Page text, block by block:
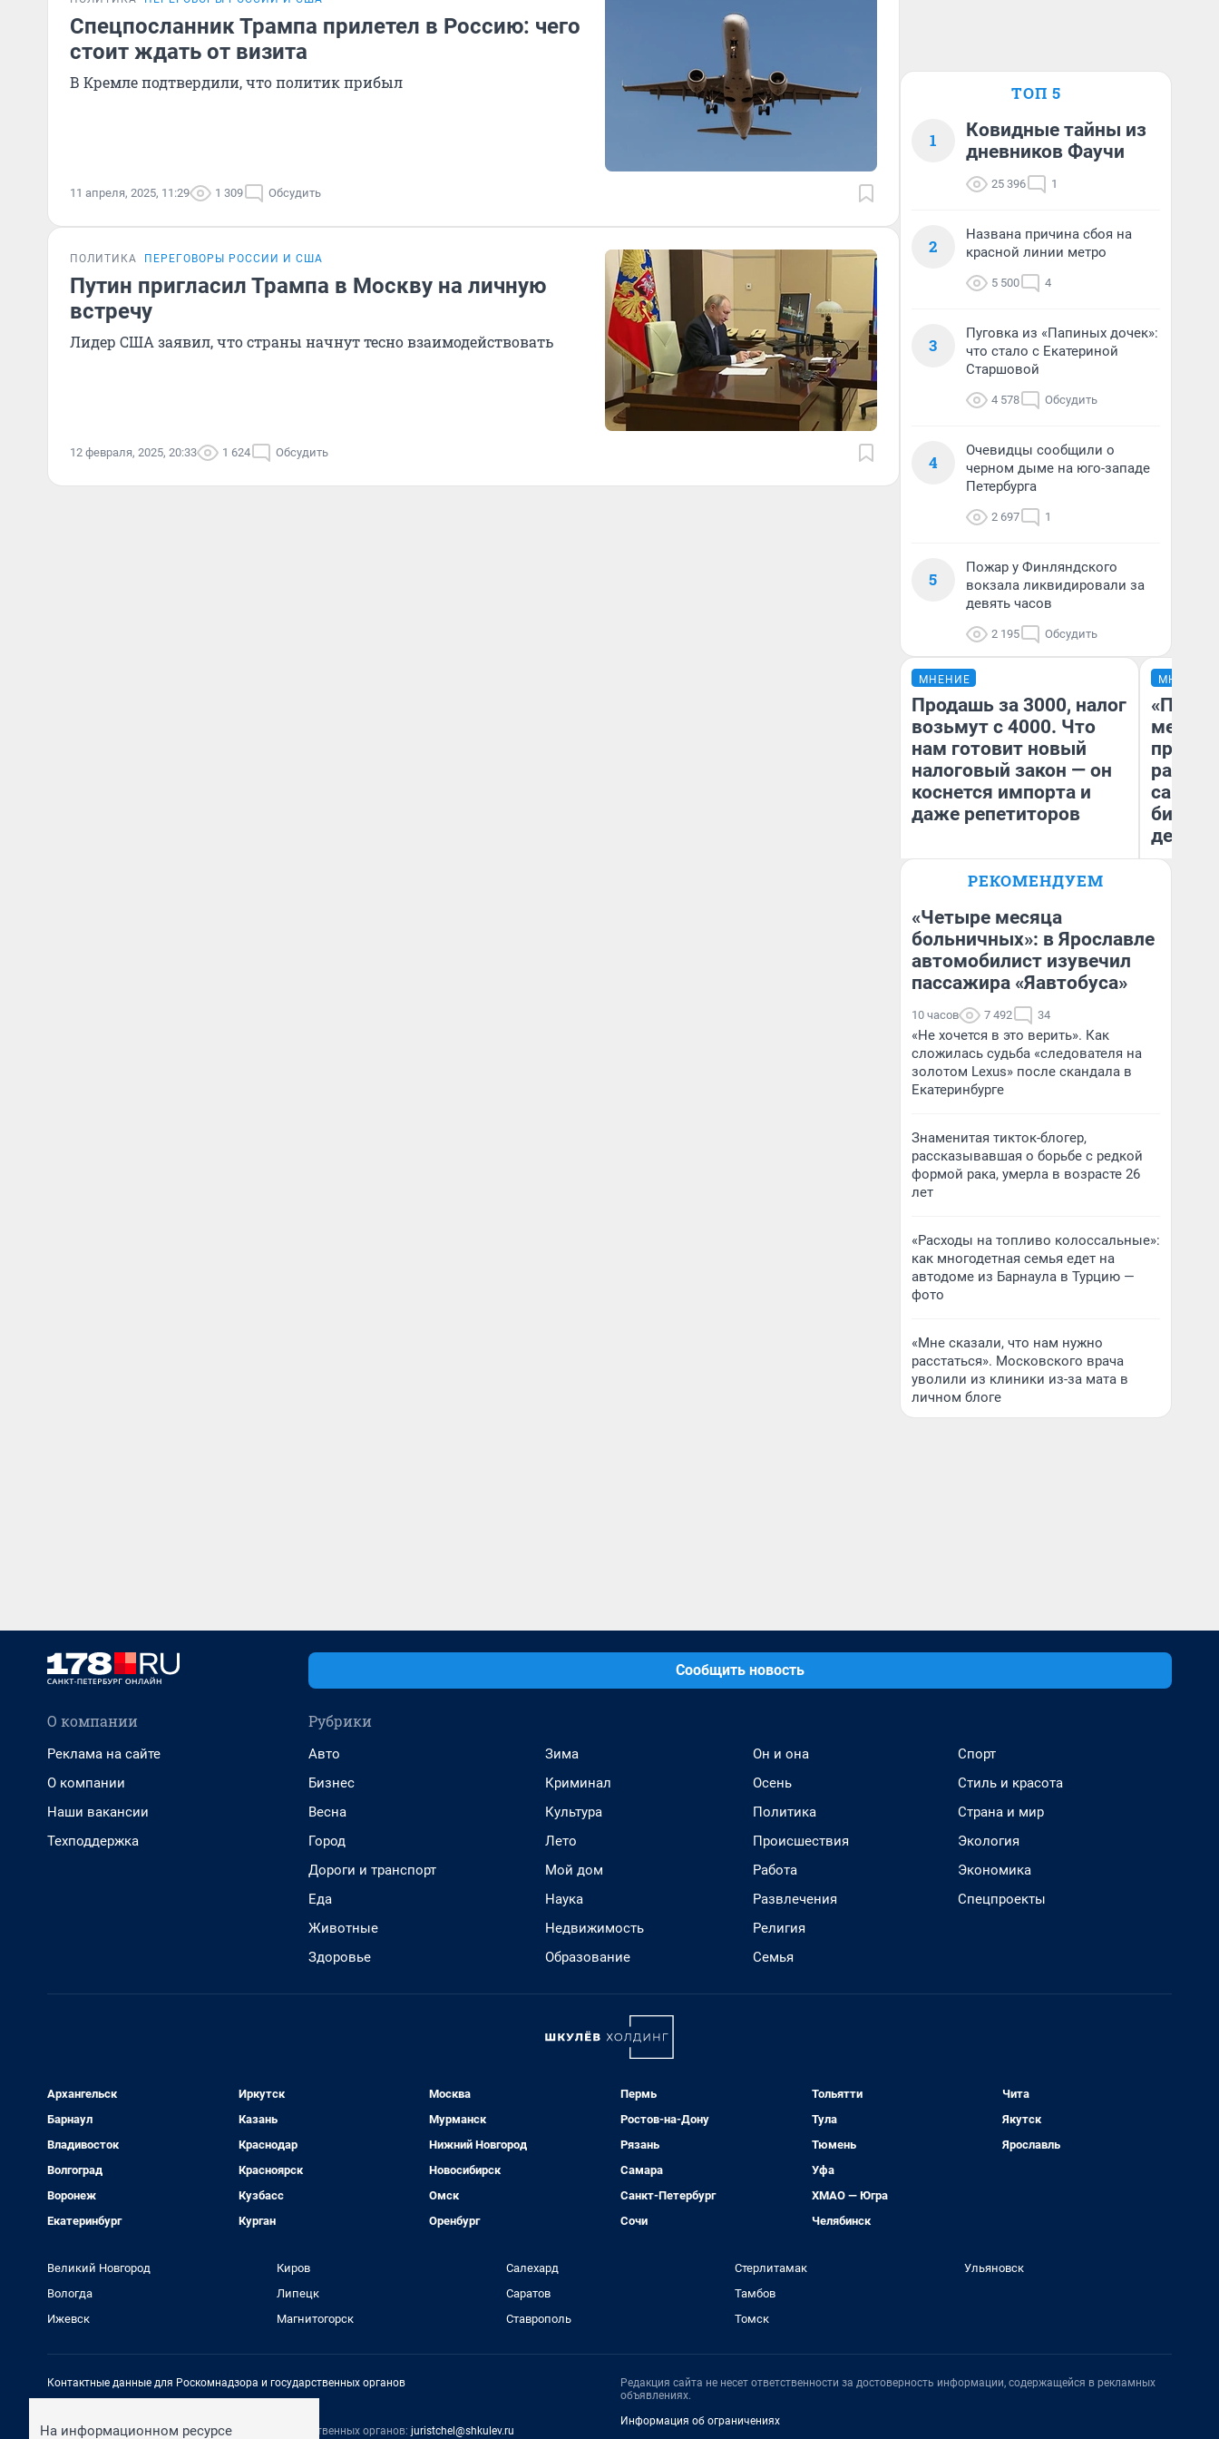
Спецпосланник Трампа прилетел в Россию: чего
стоит ждать от визита
В Кремле подтвердили, что политик прибыл
11 апреля, 2025, 11:29 1 309 Обсудить
ПОЛИТИКА ПЕРЕГОВОРЫ РОССИИ И США
Путин пригласил Трампа в Москву на личную
встречу
Лидер США заявил, что страны начнут тесно взаимодействовать
12 февраля, 2025, 20:33 1 624 Обсудить
ТОП 5
1
Ковидные тайны из
дневников Фаучи
25 396 1
2
Названа причина сбоя на
красной линии метро
5 500 4
3
Пуговка из «Папиных дочек»:
что стало с Екатериной
Старшовой
4 578 Обсудить
4
Очевидцы сообщили о
черном дыме на юго-западе
Петербурга
2 697 1
5
Пожар у Финляндского
вокзала ликвидировали за
девять часов
2 195 Обсудить
МНЕНИЕ
Продашь за 3000, налог
возьмут с 4000. Что
нам готовит новый
налоговый закон — он
коснется импорта и
даже репетиторов
Анастасия Завгородняя
МНЕНИЕ
самом
РЕКОМЕНДУЕМ
«Четыре месяца
больничных»: в Ярославле
автомобилист изувечил
пассажира «Яавтобуса»
10 часов 7 492 34
«Не хочется в это верить». Как
сложилась судьба «следователя на
золотом Lexus» после скандала в
Екатеринбурге
Знаменитая тикток-блогер,
рассказывавшая о борьбе с редкой
формой рака, умерла в возрасте 26
лет
«Расходы на топливо колоссальные»:
как многодетная семья едет на
автодоме из Барнаула в Турцию —
фото
«Мне сказали, что нам нужно
расстаться». Московского врача
уволили из клиники из-за мата в
личном блоге
Сообщить новость
О компании
Реклама на сайте
О компании
Наши вакансии
Техподдержка
Рубрики
Авто
Бизнес
Весна
Город
Дороги и транспорт
Еда
Животные
Здоровье
Зима
Криминал
Культура
Лето
Мой дом
Наука
Недвижимость
Образование
Он и она
Осень
Политика
Происшествия
Работа
Развлечения
Религия
Семья
Спорт
Стиль и красота
Страна и мир
Экология
Экономика
Спецпроекты
Архангельск
Барнаул
Владивосток
Волгоград
Воронеж
Екатеринбург
Иркутск
Казань
Краснодар
Красноярск
Кузбасс
Курган
Москва
Мурманск
Нижний Новгород
Новосибирск
Омск
Оренбург
Пермь
Ростов-на-Дону
Рязань
Самара
Санкт-Петербург
Сочи
Тольятти
Тула
Тюмень
Уфа
ХМАО — Югра
Челябинск
Чита
Якутск
Ярославль
Великий Новгород
Вологда
Ижевск
Киров
Липецк
Магнитогорск
Салехард
Саратов
Ставрополь
Стерлитамак
Тамбов
Томск
Ульяновск
Контактные данные для Роскомнадзора и государственных органов
Контактные данные для Роскомнадзора и государственных органов: juristchel@shkulev.ru
Редакция сайта не несет ответственности за достоверность информации, содержащейся в рекламных
объявлениях.
Информация об ограничениях
На информационном ресурсе